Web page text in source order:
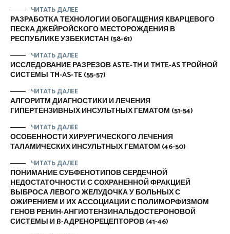
ЧИТАТЬ ДАЛЕЕ
РАЗРАБОТКА ТЕХНОЛОГИИ ОБОГАЩЕНИЯ КВАРЦЕВОГО
ПЕСКА ДЖЕЙРОЙСКОГО МЕСТОРОЖДЕНИЯ В
РЕСПУБЛИКЕ УЗБЕКИСТАН (58-61)
ЧИТАТЬ ДАЛЕЕ
ИССЛЕДОВАНИЕ РАЗРЕЗОВ ASTE-TM И TMTE-AS ТРОЙНОЙ
СИСТЕМЫ TM-AS-TE (55-57)
ЧИТАТЬ ДАЛЕЕ
АЛГОРИТМ ДИАГНОСТИКИ И ЛЕЧЕНИЯ
ГИПЕРТЕНЗИВНЫХ ИНСУЛЬТНЫХ ГЕМАТОМ (51-54)
ЧИТАТЬ ДАЛЕЕ
ОСОБЕННОСТИ ХИРУРГИЧЕСКОГО ЛЕЧЕНИЯ
ТАЛАМИЧЕСКИХ ИНСУЛЬТНЫХ ГЕМАТОМ (46-50)
ЧИТАТЬ ДАЛЕЕ
ПОНИМАНИЕ СУБФЕНОТИПОВ СЕРДЕЧНОЙ
НЕДОСТАТОЧНОСТИ С СОХРАНЕННОЙ ФРАКЦИЕЙ
ВЫБРОСА ЛЕВОГО ЖЕЛУДОЧКА У БОЛЬНЫХ С
ОЖИРЕНИЕМ И ИХ АССОЦИАЦИИ С ПОЛИМОРФИЗМОМ
ГЕНОВ РЕНИН-АНГИОТЕНЗИНАЛЬДОСТЕРОНОВОЙ
СИСТЕМЫ И ß-АДРЕНОРЕЦЕПТОРОВ (41-46)